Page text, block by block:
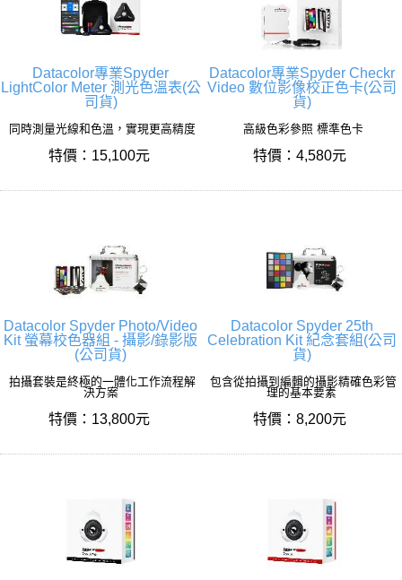
Datacolor專業Spyder
LightColor Meter 測光色溫表(公
司貨)
同時測量光線和色溫，實現更高精度
特價：15,100元
Datacolor專業Spyder Checkr
Video 數位影像校正色卡(公司
貨)
高級色彩參照 標準色卡
特價：4,580元
Datacolor Spyder Photo/Video
Kit 螢幕校色器組 - 攝影/錄影版
(公司貨)
拍攝套裝是終極的一體化工作流程解
決方案
特價：13,800元
Datacolor Spyder 25th
Celebration Kit 紀念套組(公司
貨)
包含從拍攝到編輯的攝影精確色彩管
理的基本要素
特價：8,200元